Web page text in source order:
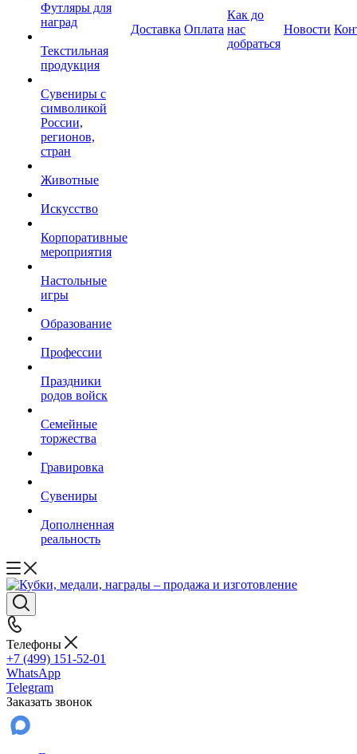
Футляры для
наград
Текстильная
продукция
Сувениры с
символикой
России,
регионов,
стран
Животные
Искусство
Корпоративные
мероприятия
Настольные
игры
Образование
Профессии
Праздники
родов войск
Семейные
торжества
Гравировка
Сувениры
Дополненная
реальность
Доставка Оплата
Как до
нас
добраться
Новости
Телефоны
+7 (499) 151-52-01
WhatsApp
Telegram
Заказать звонок